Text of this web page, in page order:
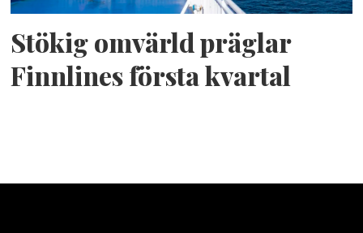
Stökig omvärld präglar
Finnlines första kvartal